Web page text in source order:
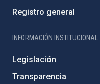
Registro general
INFORMACIÓN INSTITUCIONAL
Legislación
Transparencia